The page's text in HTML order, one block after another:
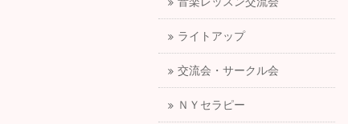
ライトアップ
交流会・サークル会
ＮＹセラピー